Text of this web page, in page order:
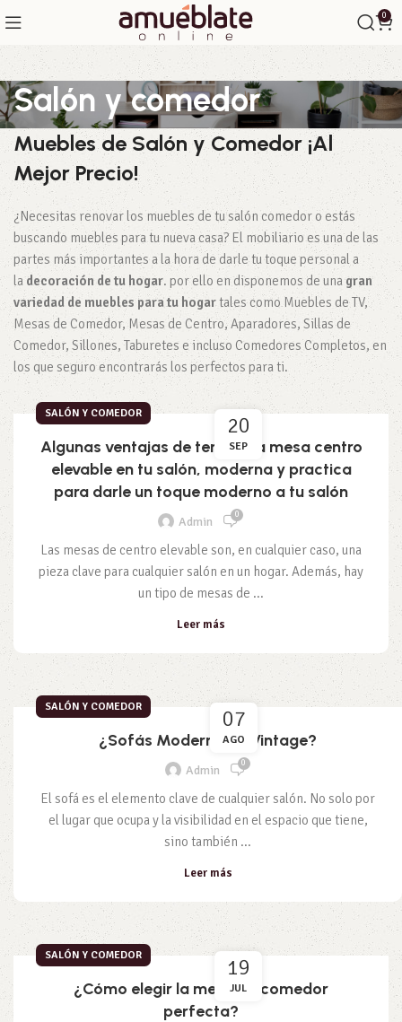
0
Salón y comedor
Muebles de Salón y Comedor ¡Al
Mejor Precio!
¿Necesitas renovar los muebles de tu salón comedor o estás
buscando muebles para tu nueva casa? El mobiliario es una de las
partes más importantes a la hora de darle tu toque personal a
ladecoración de tu hogar. por ello en disponemos de unagran
variedad de muebles para tu hogartales como Muebles de TV,
Mesas de Comedor, Mesas de Centro, Aparadores, Sillas de
Comedor, Sillones, Taburetes e incluso Comedores Completos, en
los que seguro encontrarás los perfectos para ti.
20
SEP
SALÓN Y COMEDOR
Algunas ventajas de tener una mesa centro
elevable en tu salón, moderna y practica
para darle un toque moderno a tu salón
Admin 0
Las mesas de centro elevable son, en cualquier caso, una
pieza clave para cualquier salón en un hogar. Además, hay
un tipo de mesas de ...
Leer más
07
AGO
SALÓN Y COMEDOR
¿Sofás Modernos o Vintage?
Admin 0
El sofá es el elemento clave de cualquier salón. No solo por
el lugar que ocupa y la visibilidad en el espacio que tiene,
sino también ...
Leer más
19
JUL
SALÓN Y COMEDOR
¿Cómo elegir la mesa de comedor
perfecta?